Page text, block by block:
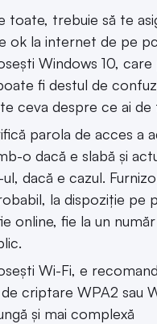
toate, trebuie să te
ok la internet de pe
Windows 10,
fi destul de
ceva despre ce ai de
parola de acces a
o dacă e slabă și
dacă e cazul.
la dispoziție pe
online, fie la un
Wi-Fi, e
criptare WPA2 sau
și mai complexă